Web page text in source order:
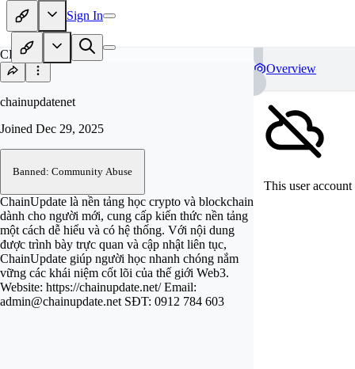
Sign In
CH
chainupdatenet
Joined Dec 29, 2025
Banned: Community Abuse
ChainUpdate là nền tảng học crypto và blockchain
dành cho người mới, cung cấp kiến thức nền tảng
một cách dễ hiểu và có hệ thống. Với nội dung
được trình bày trực quan và cập nhật liên tục,
ChainUpdate giúp người học nhanh chóng nắm
vững các khái niệm cốt lõi của thế giới Web3.
Website: https://chainupdate.net/ Email:
admin@chainupdate.net SĐT: 0912 784 603
Overview
This user